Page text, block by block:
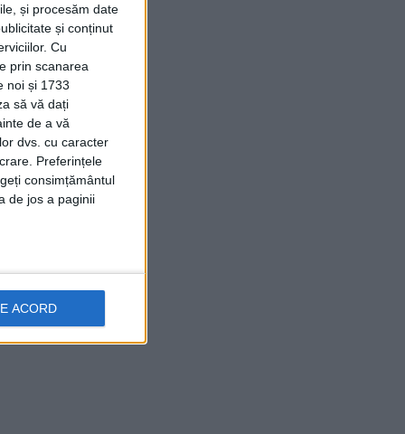
și procesăm date
și conținut
Cu
prin scanarea
noi și 1733
să vă dați
de a vă
dvs. cu caracter
Preferințele
consimțământul
de jos a paginii
ACORD